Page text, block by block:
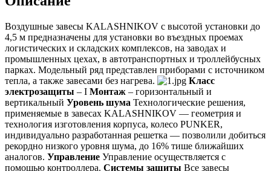
Воздушные завесы KALASHNIKOV с высотой установки до
4,5 м предназначены для установки во въездных проемах
логистических и складских комплексов, на заводах и
промышленных цехах, в автотранспортных и троллейбусных
парках. Модельный ряд представлен приборами с источником
тепла, а также завесами без нагрева.
Класс
электрозащиты – I Монтаж – горизонтальный и
вертикальный Уровень шума Технологические решения,
применяемые в завесах KALASHNIKOV — геометрия и
технология изготовления корпуса, колесо PUNKER,
индивидуально разработанная решетка — позволили добиться
рекордно низкого уровня шума, до 16% тише ближайших
аналогов. Управление Управление осуществляется с
помощью контроллера. Системы защиты Все завесы